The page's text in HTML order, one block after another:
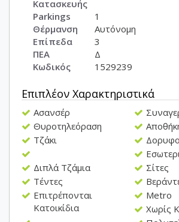
Κατασκευής
Parkings
1
Θέρμανση
Αυτόνομη
Επίπεδα
3
ΠΕΑ
Δ
Κωδικός
1529239
Επιπλέον Χαρακτηριστικά
Ασανσέρ
Θυροτηλεόραση
Τζάκι
Διπλά Τζάμια
Σίτες
Τέντες
Επιτρέπονται
Κατοικίδια
Metro
Χωρίς